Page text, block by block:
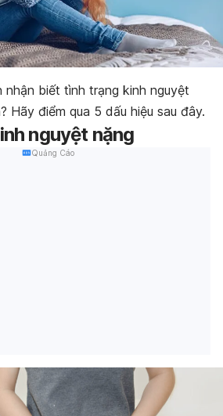
nhận biết tình trạng kinh nguyệt
Hãy điểm qua 5 dấu hiệu sau đây.
nguyệt nặng
Quảng Cáo